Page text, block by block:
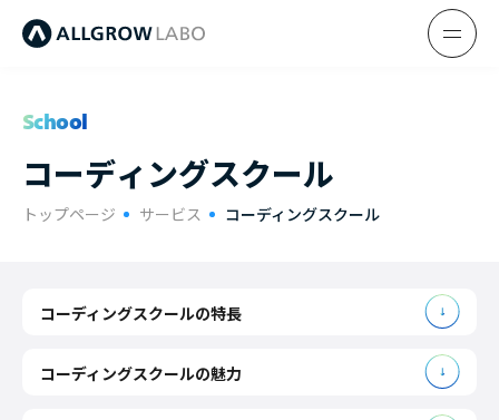
School
コーディ ングスクール
トップページ サービス コーディングスクール
コーディングスクールの特長
コーディングスクールの魅力